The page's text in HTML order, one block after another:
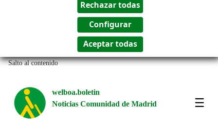
Salto al contenido
welboa.boletin
Noticias Comunidad de Madrid